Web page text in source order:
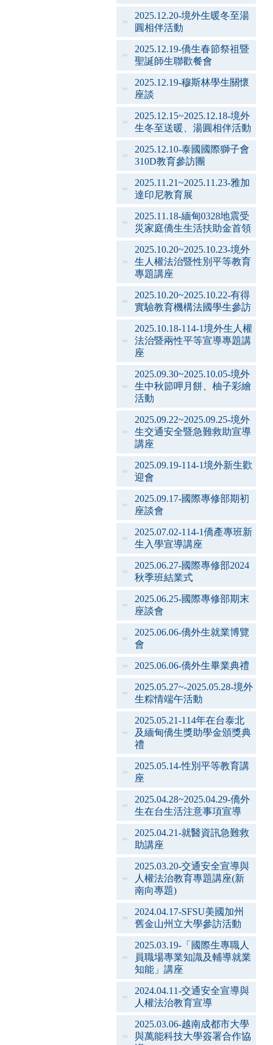
2025.12.20-境外生暖冬至湯
圓相伴活動
2025.12.19-僑生春節祭祖暨
聖誕師生聯歡餐會
2025.12.19-穆斯林學生關懷
座談
2025.12.15~2025.12.18-境外
生冬至送暖、湯圓相伴活動
2025.12.10-泰國國際獅子會
310D教育參訪團
2025.11.21~2025.11.23-雅加
達印尼教育展
2025.11.18-緬甸0328地震受
災家庭僑生生活扶助金首領
2025.10.20~2025.10.23-境外
生人權法治暨性別平等教育
專題講座
2025.10.20~2025.10.22-有得
實驗教育機構法國學生參訪
2025.10.18-114-1境外生人權
法治暨兩性平等宣導專題講
座
2025.09.30~2025.10.05-境外
生中秋節呷月餅、柚子彩繪
活動
2025.09.22~2025.09.25-境外
生交通安全暨急難救助宣導
講座
2025.09.19-114-1境外新生歡
迎會
2025.09.17-國際專修部期初
座談會
2025.07.02-114-1僑產專班新
生入學宣導講座
2025.06.27-國際專修部2024
秋季班結業式
2025.06.25-國際專修部期末
座談會
2025.06.06-僑外生就業博覽
會
2025.06.06-僑外生畢業典禮
2025.05.27~-2025.05.28-境外
生粽情端午活動
2025.05.21-114年在台泰北
及緬甸僑生獎助學金頒獎典
禮
2025.05.14-性別平等教育講
座
2025.04.28~2025.04.29-僑外
生在台生活注意事項宣導
2025.04.21-就醫資訊急難救
助講座
2025.03.20-交通安全宣導與
人權法治教育專題講座(新
南向專題)
2024.04.17-SFSU美國加州
舊金山州立大學參訪活動
2025.03.19-「國際生專職人
員職場專業知識及輔導就業
知能」講座
2024.04.11-交通安全宣導與
人權法治教育宣導
2025.03.06-越南成都市大學
與萬能科技大學簽署合作協